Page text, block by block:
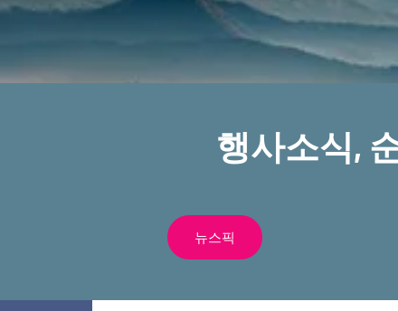
행사소식,
뉴스픽